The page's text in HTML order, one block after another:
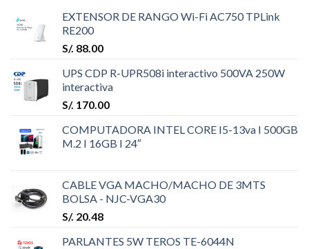
EXTENSOR DE RANGO Wi-Fi AC750 TPLink
RE200
S/. 88.00
UPS CDP R-UPR508i interactivo 500VA 250W
interactiva
S/. 170.00
COMPUTADORA INTEL CORE I5-13va I 500GB
M.2 I 16GB I 24″
CABLE VGA MACHO/MACHO DE 3MTS
BOLSA - NJC-VGA30
S/. 20.48
PARLANTES 5W TEROS TE-6044N